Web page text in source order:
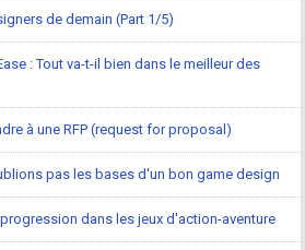
de demain (Part 1/5)
: Tout va-t-il bien dans le meilleur des
à une RFP (request for proposal)
pas les bases d'un bon game design
dans les jeux d'action-aventure